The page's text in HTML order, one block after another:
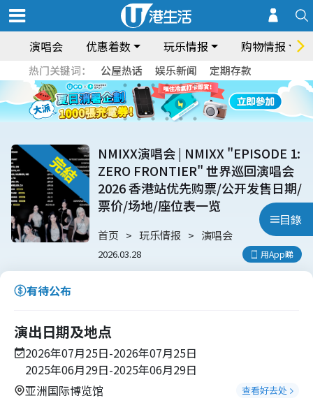
演唱会 优惠着数 玩乐情报 购物情报
热门关键词： 公屋热话 娱乐新闻 定期存款
目錄
NMIXX演唱会 | NMIXX "EPISODE 1:
ZERO FRONTIER" 世界巡回演唱会
2026 香港站优先购票/公开发售日期/
票价/场地/座位表一览
首页 玩乐情报 演唱会
2026.03.28 用App睇
有待公布
演出日期及地点
2026年07月25日-2026年07月25日
2025年06月29日-2025年06月29日
亚洲国际博览馆
查看好去处